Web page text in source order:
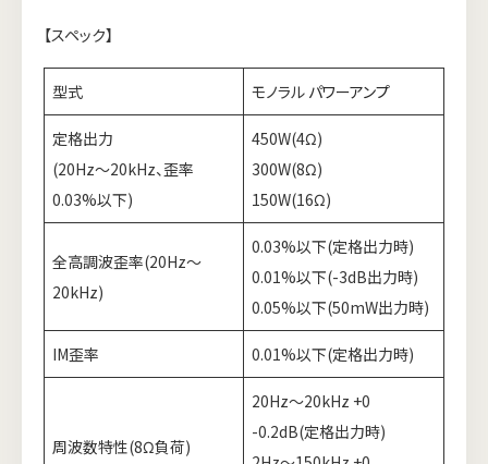
【スペック】
型式 モノラル パワーアンプ
定格出力
(20Hz～20kHz、歪率
0.03%以下)
450W(4Ω)
300W(8Ω)
150W(16Ω)
全高調波歪率(20Hz～
20kHz)
0.03%以下(定格出力時)
0.01%以下(-3dB出力時)
0.05%以下(50mW出力時)
IM歪率 0.01%以下(定格出力時)
周波数特性(8Ω負荷)
20Hz～20kHz +0
-0.2dB(定格出力時)